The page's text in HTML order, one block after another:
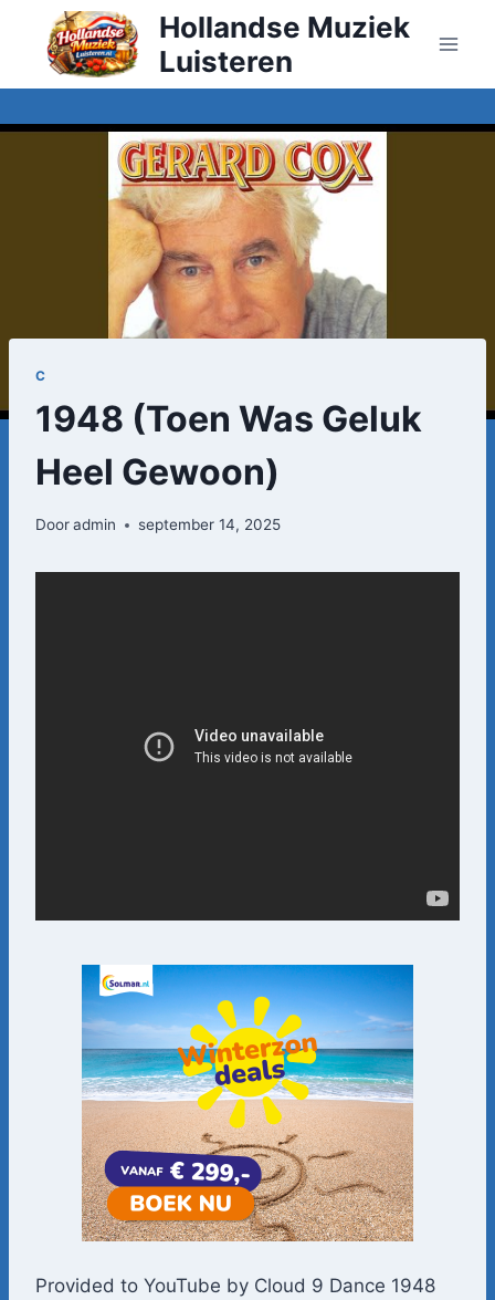
Doorgaan
inhoud
Hollandse Muziek
Luisteren
C
1948 (Toen Was Geluk
Heel Gewoon)
Dooradmin september 14, 2025
Provided to YouTube by Cloud 9 Dance 1948